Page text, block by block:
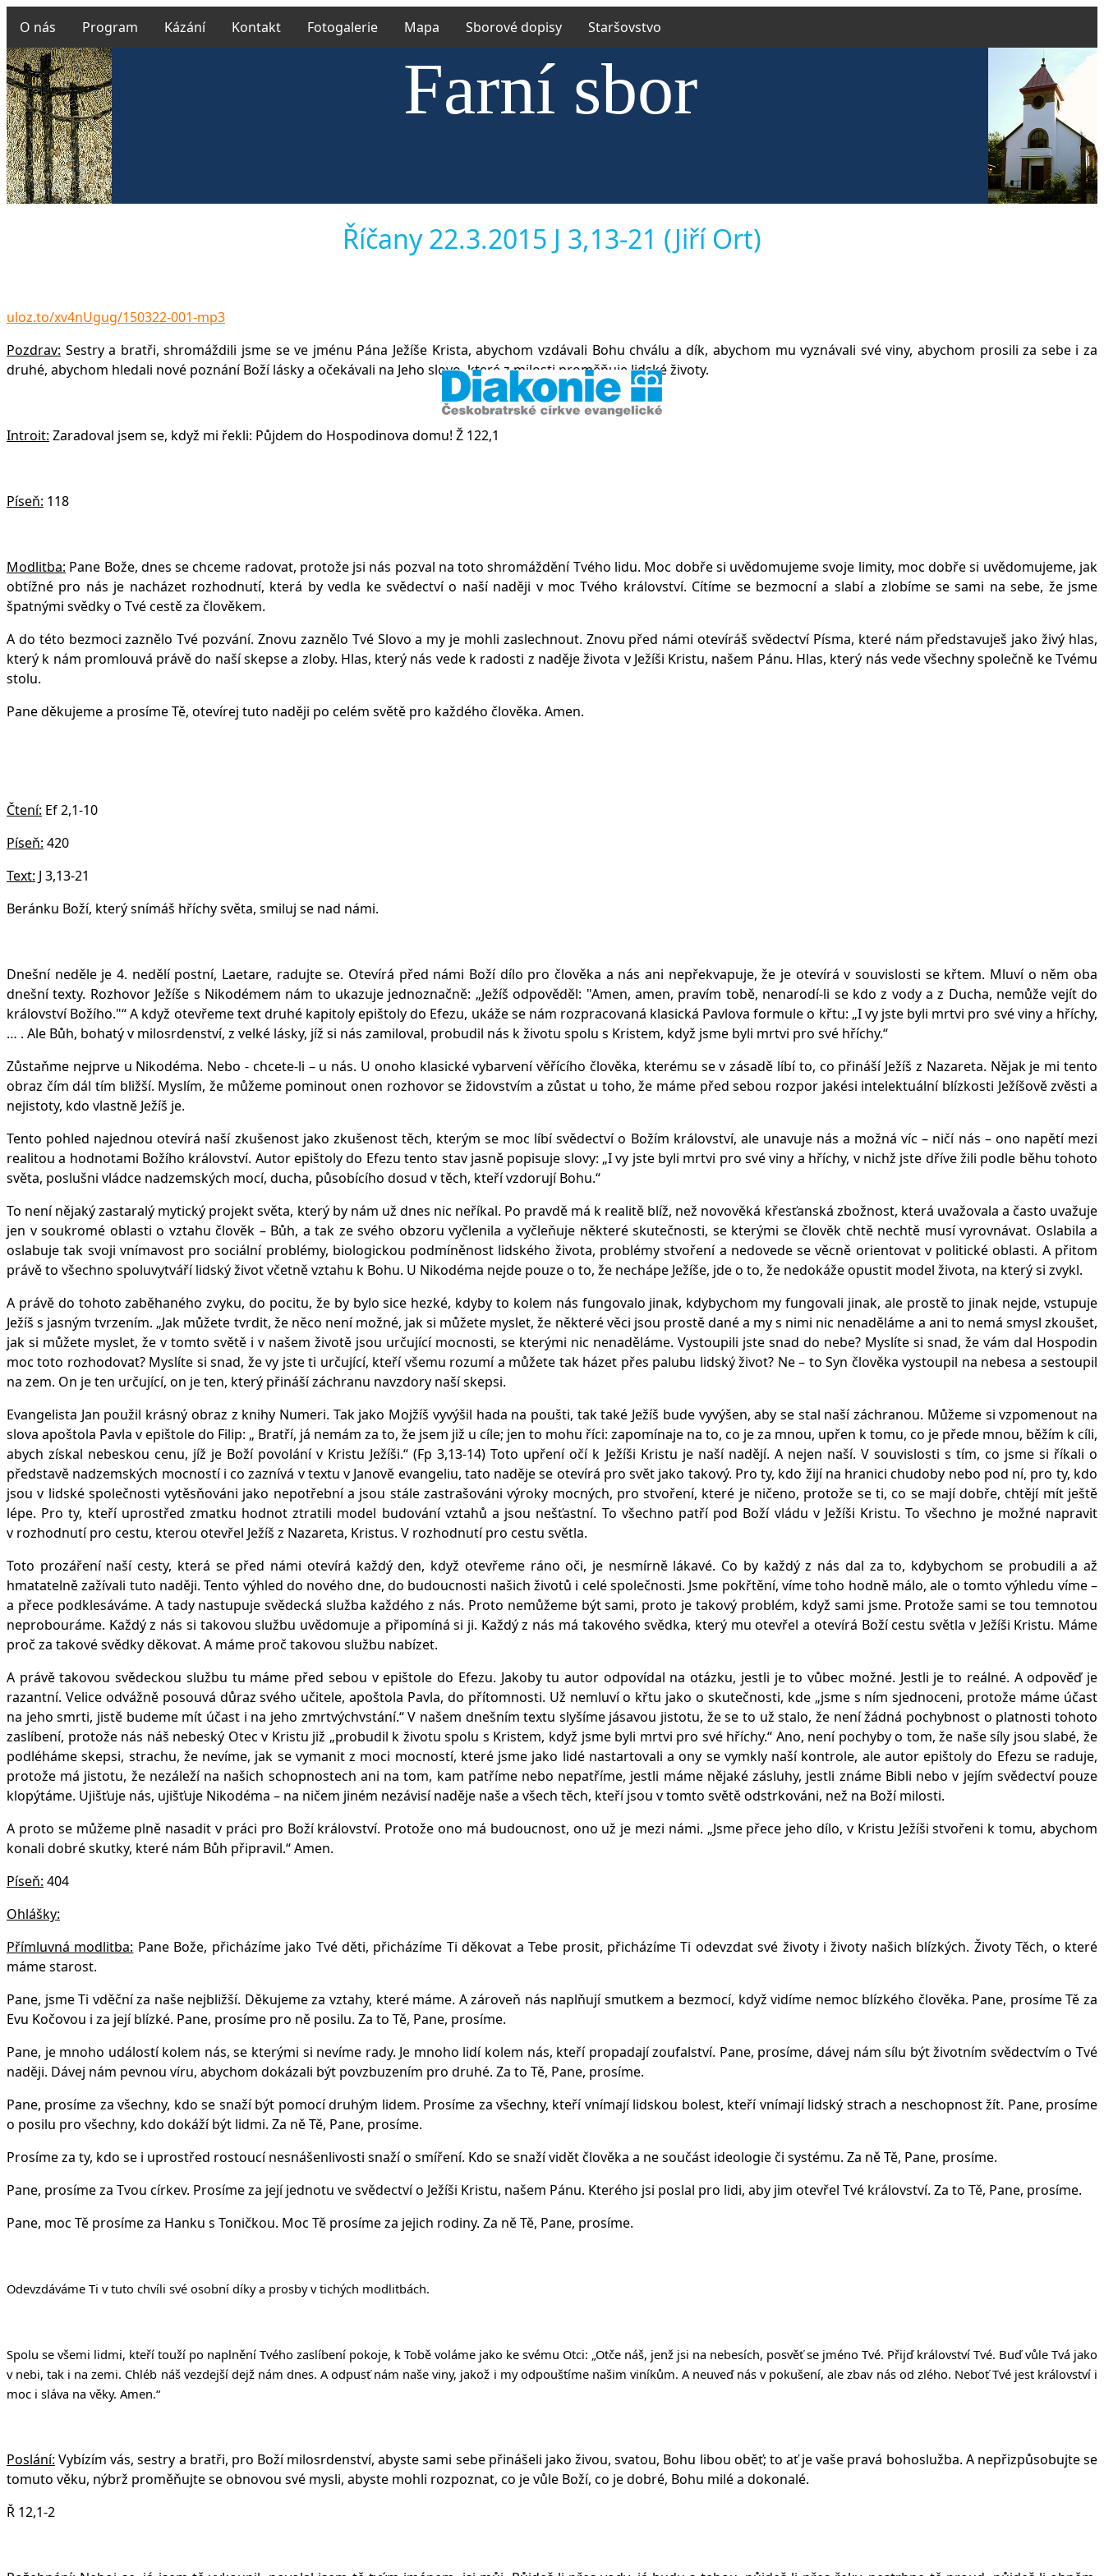
O nás Program Kázání Kontakt Fotogalerie Mapa Sborové dopisy Staršovstvo
Farní sbor
Českobratrské církve evangelické
v Uhříněvsi a Říčanech
Říčany 22.3.2015 J 3,13-21 (Jiří Ort)
uloz.to/xv4nUgug/150322-001-mp3
Pozdrav: Sestry a bratři, shromáždili jsme se ve jménu Pána Ježíše Krista, abychom vzdávali Bohu chválu a dík, abychom mu vyznávali své viny, abychom prosili za sebe i za
druhé, abychom hledali nové poznání Boží lásky a očekávali na Jeho slovo, které z milosti proměňuje lidské životy.
Introit: Zaradoval jsem se, když mi řekli: Půjdem do Hospodinova domu! Ž 122,1
Píseň: 118
Modlitba: Pane Bože, dnes se chceme radovat, protože jsi nás pozval na toto shromáždění Tvého lidu. Moc dobře si uvědomujeme svoje limity, moc dobře si uvědomujeme, jak
obtížné pro nás je nacházet rozhodnutí, která by vedla ke svědectví o naší naději v moc Tvého království. Cítíme se bezmocní a slabí a zlobíme se sami na sebe, že jsme
špatnými svědky o Tvé cestě za člověkem.
A do této bezmoci zaznělo Tvé pozvání. Znovu zaznělo Tvé Slovo a my je mohli zaslechnout. Znovu před námi otevíráš svědectví Písma, které nám představuješ jako živý hlas,
který k nám promlouvá právě do naší skepse a zloby. Hlas, který nás vede k radosti z naděje života v Ježíši Kristu, našem Pánu. Hlas, který nás vede všechny společně ke Tvému
stolu.
Pane děkujeme a prosíme Tě, otevírej tuto naději po celém světě pro každého člověka. Amen.
Čtení: Ef 2,1-10
Píseň: 420
Text: J 3,13-21
Beránku Boží, který snímáš hříchy světa, smiluj se nad námi.
Dnešní neděle je 4. nedělí postní, Laetare, radujte se. Otevírá před námi Boží dílo pro člověka a nás ani nepřekvapuje, že je otevírá v souvislosti se křtem. Mluví o něm oba
dnešní texty. Rozhovor Ježíše s Nikodémem nám to ukazuje jednoznačně: „Ježíš odpověděl: "Amen, amen, pravím tobě, nenarodí-li se kdo z vody a z Ducha, nemůže vejít do
království Božího."“ A když otevřeme text druhé kapitoly epištoly do Efezu, ukáže se nám rozpracovaná klasická Pavlova formule o křtu: „I vy jste byli mrtvi pro své viny a hříchy,
… . Ale Bůh, bohatý v milosrdenství, z velké lásky, jíž si nás zamiloval, probudil nás k životu spolu s Kristem, když jsme byli mrtvi pro své hříchy.“
Zůstaňme nejprve u Nikodéma. Nebo - chcete-li – u nás. U onoho klasické vybarvení věřícího člověka, kterému se v zásadě líbí to, co přináší Ježíš z Nazareta. Nějak je mi tento
obraz čím dál tím bližší. Myslím, že můžeme pominout onen rozhovor se židovstvím a zůstat u toho, že máme před sebou rozpor jakési intelektuální blízkosti Ježíšově zvěsti a
nejistoty, kdo vlastně Ježíš je.
Tento pohled najednou otevírá naší zkušenost jako zkušenost těch, kterým se moc líbí svědectví o Božím království, ale unavuje nás a možná víc – ničí nás – ono napětí mezi
realitou a hodnotami Božího království. Autor epištoly do Efezu tento stav jasně popisuje slovy: „I vy jste byli mrtvi pro své viny a hříchy, v nichž jste dříve žili podle běhu tohoto
světa, poslušni vládce nadzemských mocí, ducha, působícího dosud v těch, kteří vzdorují Bohu.“
To není nějaký zastaralý mytický projekt světa, který by nám už dnes nic neříkal. Po pravdě má k realitě blíž, než novověká křesťanská zbožnost, která uvažovala a často uvažuje
jen v soukromé oblasti o vztahu člověk – Bůh, a tak ze svého obzoru vyčlenila a vyčleňuje některé skutečnosti, se kterými se člověk chtě nechtě musí vyrovnávat. Oslabila a
oslabuje tak svoji vnímavost pro sociální problémy, biologickou podmíněnost lidského života, problémy stvoření a nedovede se věcně orientovat v politické oblasti. A přitom
právě to všechno spoluvytváří lidský život včetně vztahu k Bohu. U Nikodéma nejde pouze o to, že nechápe Ježíše, jde o to, že nedokáže opustit model života, na který si zvykl.
A právě do tohoto zaběhaného zvyku, do pocitu, že by bylo sice hezké, kdyby to kolem nás fungovalo jinak, kdybychom my fungovali jinak, ale prostě to jinak nejde, vstupuje
Ježíš s jasným tvrzením. „Jak můžete tvrdit, že něco není možné, jak si můžete myslet, že některé věci jsou prostě dané a my s nimi nic nenaděláme a ani to nemá smysl zkoušet,
jak si můžete myslet, že v tomto světě i v našem životě jsou určující mocnosti, se kterými nic nenaděláme. Vystoupili jste snad do nebe? Myslíte si snad, že vám dal Hospodin
moc toto rozhodovat? Myslíte si snad, že vy jste ti určující, kteří všemu rozumí a můžete tak házet přes palubu lidský život? Ne – to Syn člověka vystoupil na nebesa a sestoupil
na zem. On je ten určující, on je ten, který přináší záchranu navzdory naší skepsi.
Evangelista Jan použil krásný obraz z knihy Numeri. Tak jako Mojžíš vyvýšil hada na poušti, tak také Ježíš bude vyvýšen, aby se stal naší záchranou. Můžeme si vzpomenout na
slova apoštola Pavla v epištole do Filip: „ Bratří, já nemám za to, že jsem již u cíle; jen to mohu říci: zapomínaje na to, co je za mnou, upřen k tomu, co je přede mnou, běžím k cíli,
abych získal nebeskou cenu, jíž je Boží povolání v Kristu Ježíši.“ (Fp 3,13-14) Toto upření očí k Ježíši Kristu je naší nadějí. A nejen naší. V souvislosti s tím, co jsme si říkali o
představě nadzemských mocností i co zaznívá v textu v Janově evangeliu, tato naděje se otevírá pro svět jako takový. Pro ty, kdo žijí na hranici chudoby nebo pod ní, pro ty, kdo
jsou v lidské společnosti vytěsňováni jako nepotřební a jsou stále zastrašováni výroky mocných, pro stvoření, které je ničeno, protože se ti, co se mají dobře, chtějí mít ještě
lépe. Pro ty, kteří uprostřed zmatku hodnot ztratili model budování vztahů a jsou nešťastní. To všechno patří pod Boží vládu v Ježíši Kristu. To všechno je možné napravit
v rozhodnutí pro cestu, kterou otevřel Ježíš z Nazareta, Kristus. V rozhodnutí pro cestu světla.
Toto prozáření naší cesty, která se před námi otevírá každý den, když otevřeme ráno oči, je nesmírně lákavé. Co by každý z nás dal za to, kdybychom se probudili a až
hmatatelně zažívali tuto naději. Tento výhled do nového dne, do budoucnosti našich životů i celé společnosti. Jsme pokřtění, víme toho hodně málo, ale o tomto výhledu víme –
a přece podklesáváme. A tady nastupuje svědecká služba každého z nás. Proto nemůžeme být sami, proto je takový problém, když sami jsme. Protože sami se tou temnotou
neprobouráme. Každý z nás si takovou službu uvědomuje a připomíná si ji. Každý z nás má takového svědka, který mu otevřel a otevírá Boží cestu světla v Ježíši Kristu. Máme
proč za takové svědky děkovat. A máme proč takovou službu nabízet.
A právě takovou svědeckou službu tu máme před sebou v epištole do Efezu. Jakoby tu autor odpovídal na otázku, jestli je to vůbec možné. Jestli je to reálné. A odpověď je
razantní. Velice odvážně posouvá důraz svého učitele, apoštola Pavla, do přítomnosti. Už nemluví o křtu jako o skutečnosti, kde „jsme s ním sjednoceni, protože máme účast
na jeho smrti, jistě budeme mít účast i na jeho zmrtvýchvstání.“ V našem dnešním textu slyšíme jásavou jistotu, že se to už stalo, že není žádná pochybnost o platnosti tohoto
zaslíbení, protože nás náš nebeský Otec v Kristu již „probudil k životu spolu s Kristem, když jsme byli mrtvi pro své hříchy.“ Ano, není pochyby o tom, že naše síly jsou slabé, že
podléháme skepsi, strachu, že nevíme, jak se vymanit z moci mocností, které jsme jako lidé nastartovali a ony se vymkly naší kontrole, ale autor epištoly do Efezu se raduje,
protože má jistotu, že nezáleží na našich schopnostech ani na tom, kam patříme nebo nepatříme, jestli máme nějaké zásluhy, jestli známe Bibli nebo v jejím svědectví pouze
klopýtáme. Ujišťuje nás, ujišťuje Nikodéma – na ničem jiném nezávisí naděje naše a všech těch, kteří jsou v tomto světě odstrkováni, než na Boží milosti.
A proto se můžeme plně nasadit v práci pro Boží království. Protože ono má budoucnost, ono už je mezi námi. „Jsme přece jeho dílo, v Kristu Ježíši stvořeni k tomu, abychom
konali dobré skutky, které nám Bůh připravil.“ Amen.
Píseň: 404
Ohlášky:
Přímluvná modlitba: Pane Bože, přicházíme jako Tvé děti, přicházíme Ti děkovat a Tebe prosit, přicházíme Ti odevzdat své životy i životy našich blízkých. Životy Těch, o které
máme starost.
Pane, jsme Ti vděční za naše nejbližší. Děkujeme za vztahy, které máme. A zároveň nás naplňují smutkem a bezmocí, když vidíme nemoc blízkého člověka. Pane, prosíme Tě za
Evu Kočovou i za její blízké. Pane, prosíme pro ně posilu. Za to Tě, Pane, prosíme.
Pane, je mnoho událostí kolem nás, se kterými si nevíme rady. Je mnoho lidí kolem nás, kteří propadají zoufalství. Pane, prosíme, dávej nám sílu být životním svědectvím o Tvé
naději. Dávej nám pevnou víru, abychom dokázali být povzbuzením pro druhé. Za to Tě, Pane, prosíme.
Pane, prosíme za všechny, kdo se snaží být pomocí druhým lidem. Prosíme za všechny, kteří vnímají lidskou bolest, kteří vnímají lidský strach a neschopnost žít. Pane, prosíme
o posilu pro všechny, kdo dokáží být lidmi. Za ně Tě, Pane, prosíme.
Prosíme za ty, kdo se i uprostřed rostoucí nesnášenlivosti snaží o smíření. Kdo se snaží vidět člověka a ne součást ideologie či systému. Za ně Tě, Pane, prosíme.
Pane, prosíme za Tvou církev. Prosíme za její jednotu ve svědectví o Ježíši Kristu, našem Pánu. Kterého jsi poslal pro lidi, aby jim otevřel Tvé království. Za to Tě, Pane, prosíme.
Pane, moc Tě prosíme za Hanku s Toničkou. Moc Tě prosíme za jejich rodiny. Za ně Tě, Pane, prosíme.
Odevzdáváme Ti v tuto chvíli své osobní díky a prosby v tichých modlitbách.
Spolu se všemi lidmi, kteří touží po naplnění Tvého zaslíbení pokoje, k Tobě voláme jako ke svému Otci: „Otče náš, jenž jsi na nebesích, posvěťse jméno Tvé. Přijďkrálovství Tvé. Buďvůle Tvá jako
v nebi, tak i na zemi. Chléb nášvezdejší dejžnám dnes. A odpusťnám naše viny, jakož i my odpouštíme našim viníkům. A neuveďnás v pokušení, ale zbav nás od zlého. NeboťTvé jest království i
moc i sláva na věky. Amen.“
Poslání: Vybízím vás, sestry a bratři, pro Boží milosrdenství, abyste sami sebe přinášeli jako živou, svatou, Bohu libou oběť; to ať je vaše pravá bohoslužba. A nepřizpůsobujte se
tomuto věku, nýbrž proměňujte se obnovou své mysli, abyste mohli rozpoznat, co je vůle Boží, co je dobré, Bohu milé a dokonalé.
Ř 12,1-2